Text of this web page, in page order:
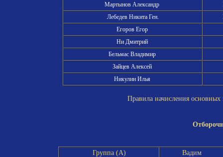
Мартынов Александр
Лебедев Никита Ген.
Егоров Егор
Ни Дмитрий
Бельмас Владимир
Зайцев Алексей
Никулин Илья
Правила начисления
Группа (A) Вадим